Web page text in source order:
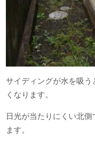
サイディングが水を吸
くなります。
日光が当たりにくい北
ます。